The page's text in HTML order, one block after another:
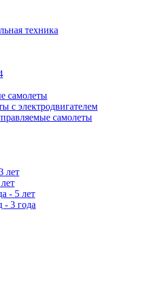
техника
самолеты
с электродвигателем
самолеты
лет
- 5 лет
- 3 года